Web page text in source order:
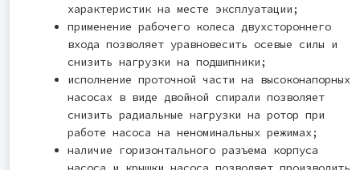
характеристик на месте эксплуатации;
применение рабочего колеса двухстороннего
входа позволяет уравновесить осевые силы и
снизить нагрузки на подшипники;
исполнение проточной части на высоконапорных
насосах в виде двойной спирали позволяет
снизить радиальные нагрузки на ротор при
работе насоса на неноминальных режимах;
наличие горизонтального разъема корпуса